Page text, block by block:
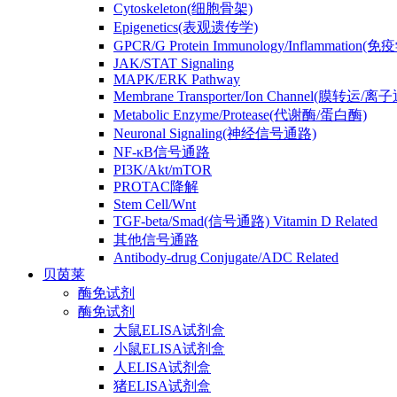
Cytoskeleton(细胞骨架)
Epigenetics(表观遗传学)
GPCR/G Protein Immunology/Inflammation(免
JAK/STAT Signaling
MAPK/ERK Pathway
Membrane Transporter/Ion Channel(膜转运/离
Metabolic Enzyme/Protease(代谢酶/蛋白酶)
Neuronal Signaling(神经信号通路)
NF-κB信号通路
PI3K/Akt/mTOR
PROTAC降解
Stem Cell/Wnt
TGF-beta/Smad(信号通路) Vitamin D Related
其他信号通路
Antibody-drug Conjugate/ADC Related
贝茵莱
酶免试剂
酶免试剂
大鼠ELISA试剂盒
小鼠ELISA试剂盒
人ELISA试剂盒
猪ELISA试剂盒